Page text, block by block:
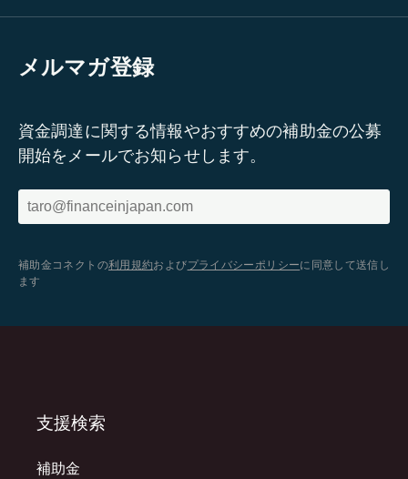
メルマガ登録
資金調達に関する情報やおすすめの補助金の公募
開始をメールでお知らせします。
補助金コネクトの利用規約およびプライバシーポリシーに同意して送信し
ます
支援検索
補助金